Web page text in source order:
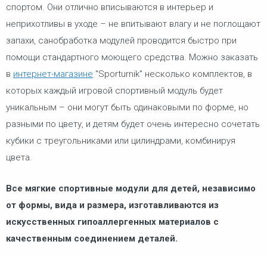
спортом. Они отлично вписываются в интерьер и
неприхотливы в уходе – не впитывают влагу и не поглощают
запахи, санобработка модулей проводится быстро при
помощи стандартного моющего средства. Можно заказать
в интернет-магазине "Sporturnik" несколько комплектов, в
которых каждый игровой спортивный модуль будет
уникальным – они могут быть одинаковыми по форме, но
разными по цвету, и детям будет очень интересно сочетать
кубики с треугольниками или цилиндрами, комбинируя
цвета.
Все мягкие спортивные модули для детей, независимо
от формы, вида и размера, изготавливаются из
искусственных гипоаллергенных материалов с
качественным соединением деталей.